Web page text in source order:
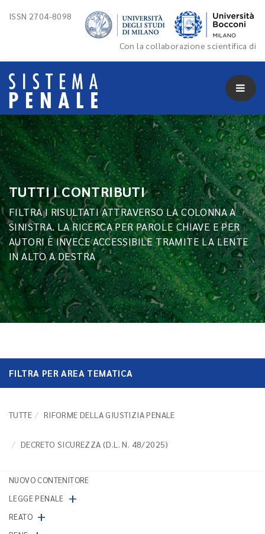
ISSN 2704-8098
Con la collaborazione scientifica di
TUTTI I CONTRIBUTI
FILTRA I RISULTATI ATTRAVERSO LA COLONNA A
SINISTRA. LA RICERCA PER PAROLE CHIAVE E PER
AUTORI È INVECE ACCESSIBILE TRAMITE LA LENTE
IN ALTO A DESTRA
FILTRA PER AREA TEMATICA
TUTTE RIFORME DELLA GIUSTIZIA PENALE
DECRETO SICUREZZA (D.L. N. 48/2025)
NUOVO CONTENITORE
LEGGE PENALE +
REATO +